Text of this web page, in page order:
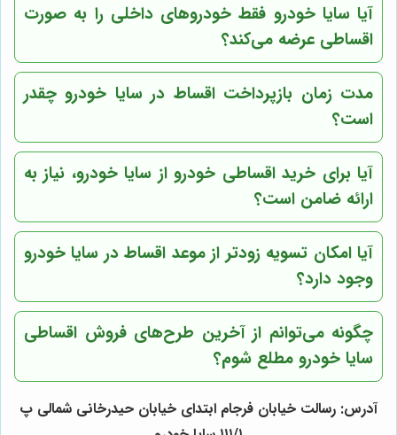
آیا سایا خودرو فقط خودروهای داخلی را به صورت
اقساطی عرضه می‌کند؟
مدت زمان بازپرداخت اقساط در سایا خودرو چقدر
است؟
آیا برای خرید اقساطی خودرو از سایا خودرو، نیاز به
ارائه ضامن است؟
آیا امکان تسویه زودتر از موعد اقساط در سایا خودرو
وجود دارد؟
چگونه می‌توانم از آخرین طرح‌های فروش اقساطی
سایا خودرو مطلع شوم؟
آدرس: رسالت خیابان فرجام ابتدای خیابان حیدرخانی شمالی پ